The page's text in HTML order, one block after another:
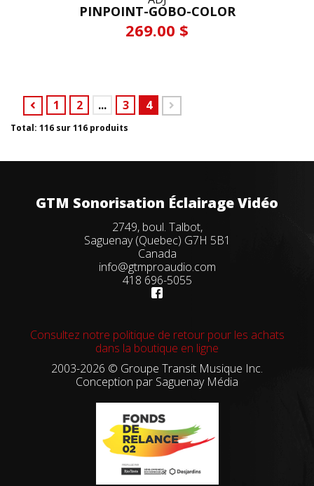
PINPOINT-GOBO-COLOR
269.00 $
1 2 ... 3 4
Total: 116 sur 116 produits
GTM Sonorisation Éclairage Vidéo
2749, boul. Talbot,
Saguenay (Quebec) G7H 5B1
Canada
info@gtmproaudio.com
418 696-5055
Consultez notre politique de retour pour les achats
dans la boutique en ligne
2003-2026 © Groupe Transit Musique Inc.
Conception par Saguenay Média